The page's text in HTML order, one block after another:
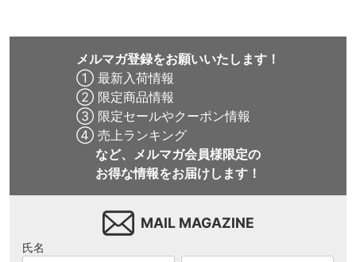
メルマガ登録をお願いいたします！
① 最新入荷情報
② 限定商品情報
③ 限定セールやクーポン情報
④ 売上ランキング
など、メルマガ会員様限定の
お得な情報をお届けします！
MAIL MAGAZINE
氏名